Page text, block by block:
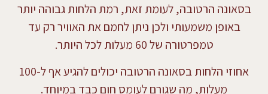
בסאונה הרטובה, לעומת זאת, רמת הלחות גבוהה יותר
באופן משמעותי ולכן ניתן לחמם את האוויר רק עד
טמפרטורה של 60 מעלות לכל היותר.
אחוזי הלחות בסאונה הרטובה יכולים להגיע אף ל-100
מעלות, מה שגורם לעומס חום כבד במיוחד.